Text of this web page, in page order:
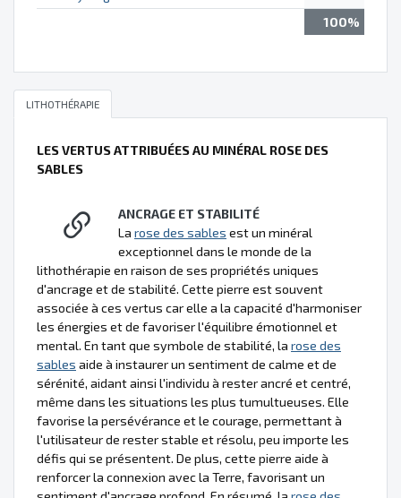
100%
LITHOTHÉRAPIE
LES VERTUS ATTRIBUÉES AU MINÉRAL ROSE DES
SABLES
ANCRAGE ET STABILITÉ
La rose des sables est un minéral
exceptionnel dans le monde de la
lithothérapie en raison de ses propriétés uniques
d'ancrage et de stabilité. Cette pierre est souvent
associée à ces vertus car elle a la capacité d'harmoniser
les énergies et de favoriser l'équilibre émotionnel et
mental. En tant que symbole de stabilité, la rose des
sables aide à instaurer un sentiment de calme et de
sérénité, aidant ainsi l'individu à rester ancré et centré,
même dans les situations les plus tumultueuses. Elle
favorise la persévérance et le courage, permettant à
l'utilisateur de rester stable et résolu, peu importe les
défis qui se présentent. De plus, cette pierre aide à
renforcer la connexion avec la Terre, favorisant un